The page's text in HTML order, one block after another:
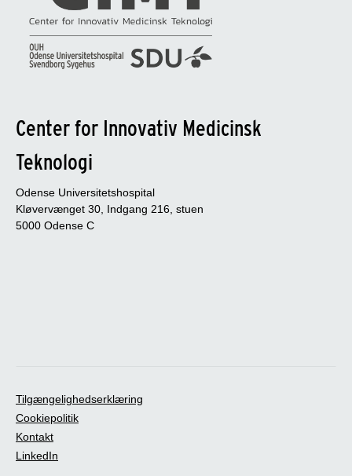
Center for Innovativ Medicinsk
Teknologi
Odense Universitetshospital
Kløvervænget 30, Indgang 216, stuen
5000 Odense C
Tilgængelighedserklæring
Cookiepolitik
Kontakt
LinkedIn